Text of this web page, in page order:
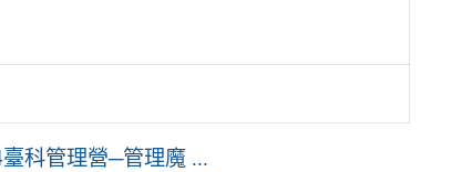
科管理營─管理魔 ...